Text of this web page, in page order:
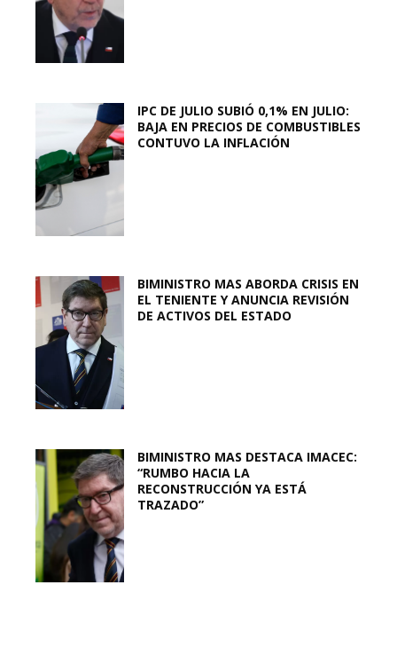
IPC DE JULIO SUBIÓ 0,1% EN JULIO:
BAJA EN PRECIOS DE COMBUSTIBLES
CONTUVO LA INFLACIÓN
BIMINISTRO MAS ABORDA CRISIS EN
EL TENIENTE Y ANUNCIA REVISIÓN
DE ACTIVOS DEL ESTADO
BIMINISTRO MAS DESTACA IMACEC:
“RUMBO HACIA LA
RECONSTRUCCIÓN YA ESTÁ
TRAZADO”